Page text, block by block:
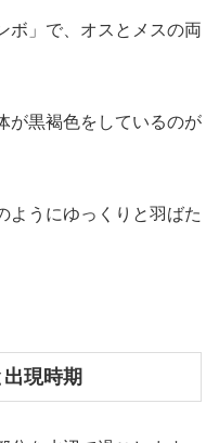
ボ」で、オスとメスの両
が黒褐色をしているのが
ようにゆっくりと羽ばた
現時期